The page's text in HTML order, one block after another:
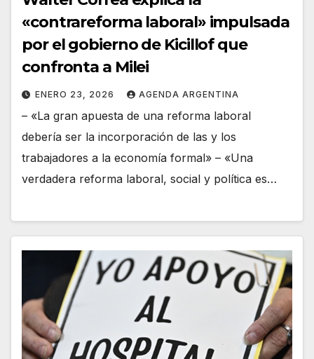
«contrareforma laboral» impulsada
por el gobierno de Kicillof que
confronta a Milei
ENERO 23, 2026 AGENDA ARGENTINA
– «La gran apuesta de una reforma laboral
debería ser la incorporación de las y los
trabajadores a la economía formal» – «Una
verdadera reforma laboral, social y política es…